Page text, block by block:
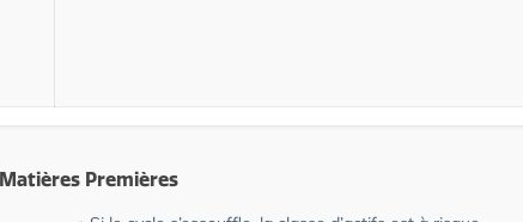
Matières Premières